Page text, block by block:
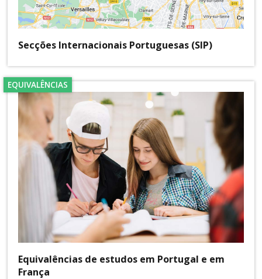
Secções Internacionais Portuguesas (SIP)
EQUIVALÊNCIAS
Equivalências de estudos em Portugal e em
França